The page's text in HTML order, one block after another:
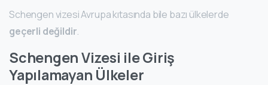
Schengen vizesi Avrupa kıtasında bile bazı ülkelerde
geçerli değildir.
Schengen Vizesi ile Giriş
Yapılamayan Ülkeler